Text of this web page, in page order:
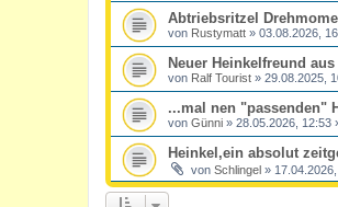
Abtriebsritzel
von Rustymatt » 03.08.2026,
Neuer Heinkelfreund
von Ralf Tourist » 29.08.2025,
...mal nen "passenden"
von Günni » 28.05.2026, 12:53
Heinkel,ein absolut
von Schlingel »